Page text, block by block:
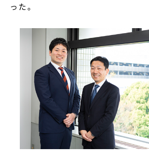
った。